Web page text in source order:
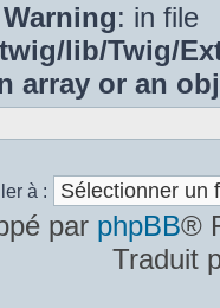
: in file
lib/Twig/
array or an
à :
par phpBB®
Traduit